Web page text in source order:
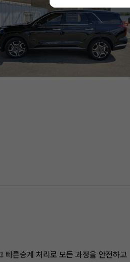
빠른승계 처리로 모든 과정을 안전하고